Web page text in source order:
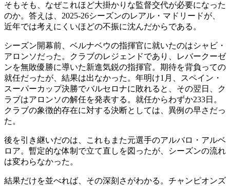
そもそも、なぜこれほど大掛かりな監督交代が必要になった
のか。答えは、2025-26シーズンのレアル・マドリードが、
近年では考えにくいほどの不振に沈んだからである。
シーズン開幕前、ベルナベウの指揮官に就いたのはシャビ・
アロンソだった。クラブのレジェンドであり、レバークーゼ
ンを無敗優勝に導いた新進気鋭の指揮官。期待を背負っての
就任だったが、結果は出なかった。年明け1月、スペイン・
スーパーカップ決勝でバルセロナに敗れると、その翌日、ク
ラブはアロンソの解任を発表する。就任からわずか233日。
クラブの象徴的存在に対する決断としては、異例の早さだっ
た。
後を引き継いだのは、これもまた元選手のアルバロ・アルベ
ロア。暫定的な体制で立て直しを図ったが、シーズンの流れ
は変わらなかった。
結果だけを並べれば、その深刻さがわかる。チャンピオンズ